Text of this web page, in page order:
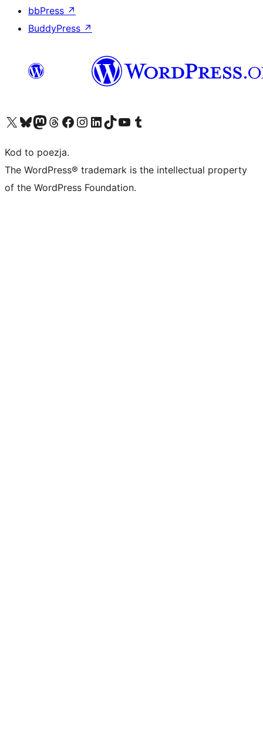
bbPress ↗
BuddyPress ↗
Odwiedź nasze konto X (dawniej Twitter)
Odwiedź nasze konto Bluesky
Odwiedź nasze konto na Mastodoncie
Odwiedź naszego Threadsa
Odwiedź naszego Facebooka
Odwiedź nasze konto na Instagramie
Odwiedź nasze konto na LinkedIn
Odwiedź naszego TikToka
Odwiedź nasz kanał YouTube
Odwiedź naszego Tumblra
Kod to poezja.
The WordPress® trademark is the intellectual property
of the WordPress Foundation.